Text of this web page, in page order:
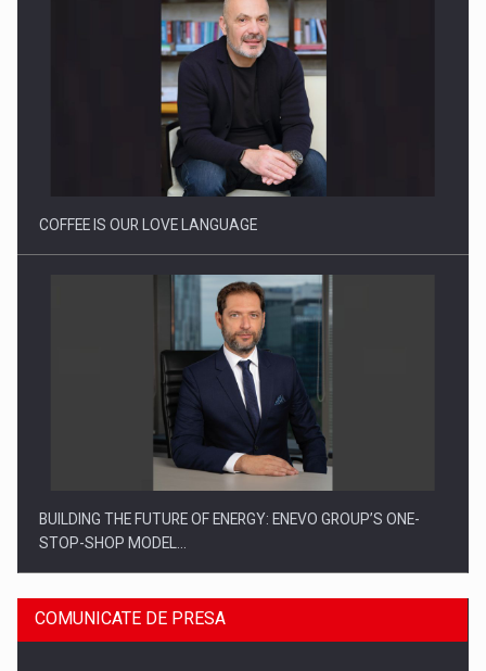
Energia fotovoltaica, pilon de stabilitate pentru sistemul
COFFEE IS OUR LOVE LANGUAGE
BUILDING THE FUTURE OF ENERGY: ENEVO GROUP’S ONE-
STOP-SHOP MODEL…
COMUNICATE DE PRESA